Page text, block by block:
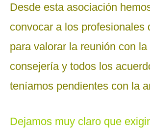
Desde esta asociación
convocar a los profesionales
para valorar la reunión con la
consejería y todos los
teníamos pendientes con la
Dejamos muy claro que